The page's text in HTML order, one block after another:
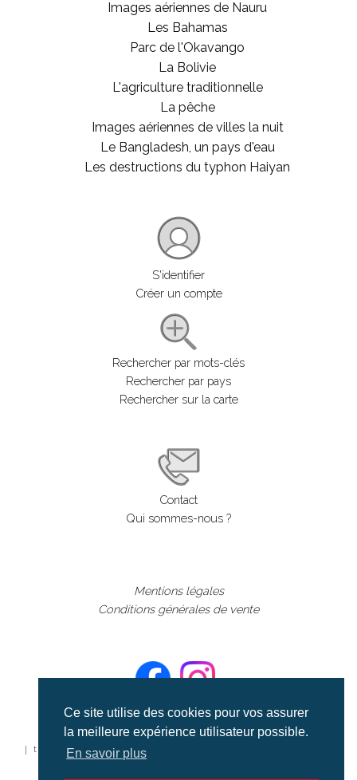
Ce site utilise des cookies pour vos assurer
la meilleure expérience utilisateur possible.
En savoir plus
Images aériennes de Nauru
Les Bahamas
Parc de l'Okavango
La Bolivie
L'agriculture traditionnelle
La pêche
Images aériennes de villes la nuit
Le Bangladesh, un pays d'eau
Les destructions du typhon Haiyan
S'identifier
Créer un compte
Rechercher par mots-clés
Rechercher par pays
Rechercher sur la carte
Contact
Qui sommes-nous ?
Mentions légales
Conditions générales de vente
©aerialcollection marque déposée 2024
| tous droits réservés | aerialcollection.fr banque d'images
aériennes et documentaires video et cinéma |